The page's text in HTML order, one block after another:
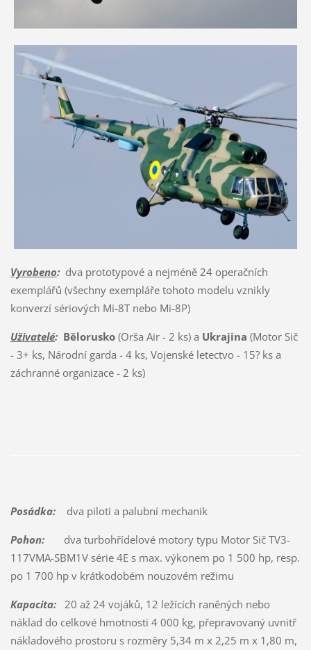
Vyrobeno:dva prototypové a nejméně 24 operačních
exemplářů (všechny exempláře tohoto modelu vznikly
konverzí sériových Mi-8T nebo Mi-8P)
Uživatelé: Bělorusko(Orša Air - 2 ks) a Ukrajina (Motor Sič
- 3+ ks, Národní garda - 4 ks, Vojenské letectvo - 15? ks a
záchranné organizace - 2 ks)
Posádka:dva piloti a palubní mechanik
Pohon:dva turbohřídelové motory typu Motor Sič TV3-
117VMA-SBM1V série 4E s max. výkonem po 1 500 hp, resp.
po 1 700 hp v krátkodobém nouzovém režimu
Kapacita:20 až 24 vojáků, 12 ležících raněných nebo
náklad do celkové hmotnosti 4 000 kg, přepravovaný uvnitř
nákladového prostoru s rozměry 5,34 m x 2,25 m x 1,80 m,